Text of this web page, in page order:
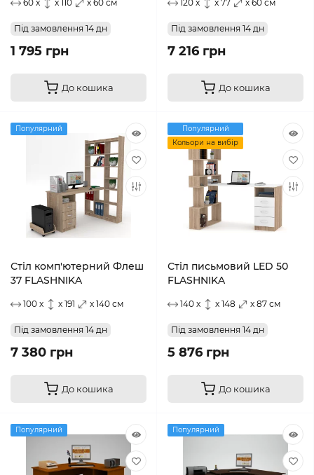
60 x x 110 x 60 см
Під замовлення 14 дн
1 795 грн
До кошика
120 x x 77 x 60 см
Під замовлення 14 дн
7 216 грн
До кошика
Популярний
Стіл комп'ютерний Флеш
37 FLASHNIKA
100 x x 191 x 140 см
Під замовлення 14 дн
7 380 грн
До кошика
Популярний
Кольори на вибір
Стіл письмовий LED 50
FLASHNIKA
140 x x 148 x 87 см
Під замовлення 14 дн
5 876 грн
До кошика
Популярний Популярний